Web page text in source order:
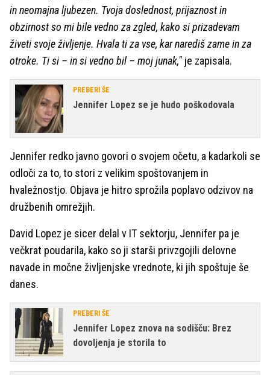
in neomajna ljubezen. Tvoja doslednost, prijaznost in
obzirnost so mi bile vedno za zgled, kako si prizadevam
živeti svoje življenje. Hvala ti za vse, kar narediš zame in za
otroke. Ti si – in si vedno bil – moj junak," je zapisala.
PREBERI ŠE
Jennifer Lopez se je hudo poškodovala
Jennifer redko javno govori o svojem očetu, a kadarkoli se
odloči za to, to stori z velikim spoštovanjem in
hvaležnostjo. Objava je hitro sprožila poplavo odzivov na
družbenih omrežjih.
David Lopez je sicer delal v IT sektorju, Jennifer pa je
večkrat poudarila, kako so ji starši privzgojili delovne
navade in močne življenjske vrednote, ki jih spoštuje še
danes.
PREBERI ŠE
Jennifer Lopez znova na sodišču: Brez
dovoljenja je storila to